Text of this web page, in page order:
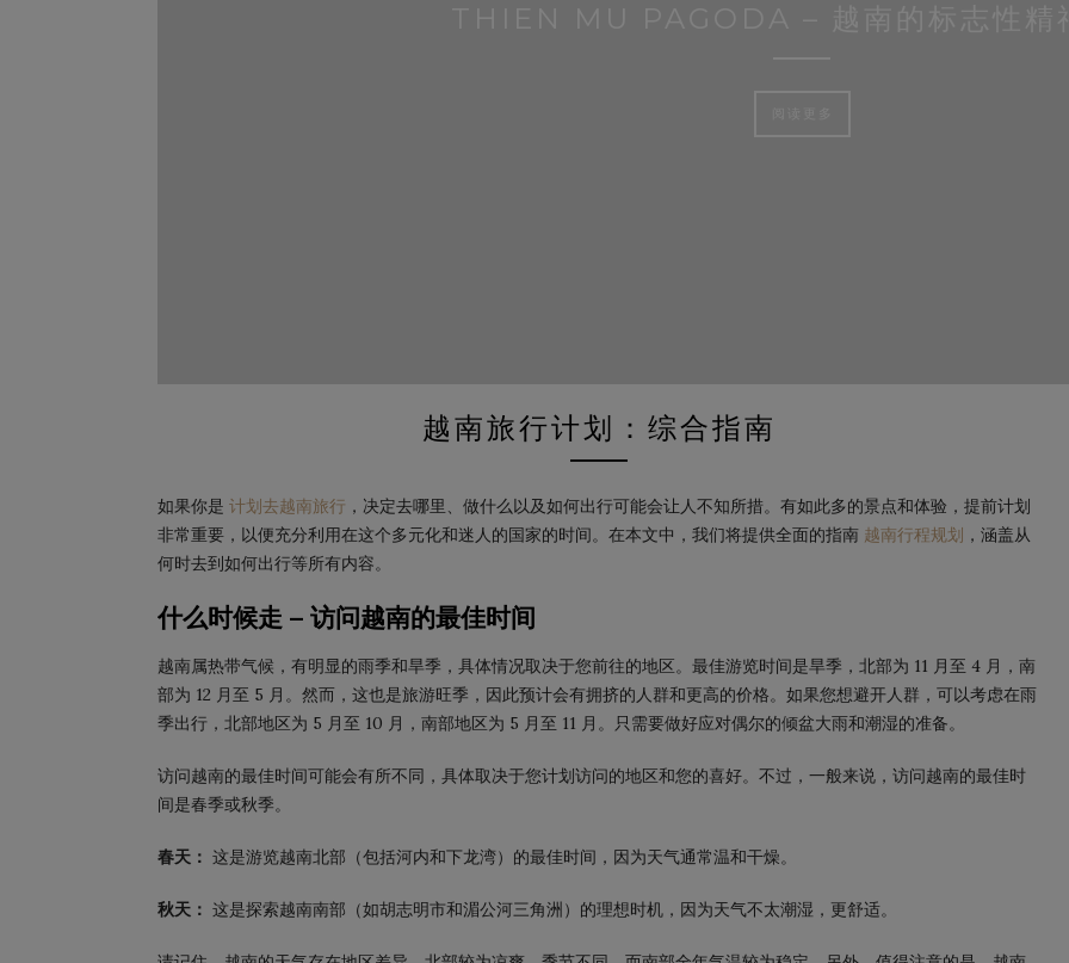
越南旅行计划：综合指南
如果你是 计划去越南旅行 ，决定去哪里、做什么以及如何出行可能会让人不知所措。有如此多的景点和体验，提前计划
非常重要，以便充分利用在这个多元化和迷人的国家的时间。在本文中，我们将提供全面的指南 越南行程规划 ，涵盖从
何时去到如何出行等所有内容。
什么时候走 – 访问越南的最佳时间
越南属热带气候，有明显的雨季和旱季，具体情况取决于您前往的地区。最佳游览时间是旱季，北部为 11 月至 4 月，南
部为 12 月至 5 月。然而，这也是旅游旺季，因此预计会有拥挤的人群和更高的价格。如果您想避开人群，可以考虑在雨
季出行，北部地区为 5 月至 10 月，南部地区为 5 月至 11 月。只需要做好应对偶尔的倾盆大雨和潮湿的准备。
访问越南的最佳时间可能会有所不同，具体取决于您计划访问的地区和您的喜好。不过，一般来说，访问越南的最佳时
间是春季或秋季。
春天： 这是游览越南北部（包括河内和下龙湾）的最佳时间，因为天气通常温和干燥。
秋天： 这是探索越南南部（如胡志明市和湄公河三角洲）的理想时机，因为天气不太潮湿，更舒适。